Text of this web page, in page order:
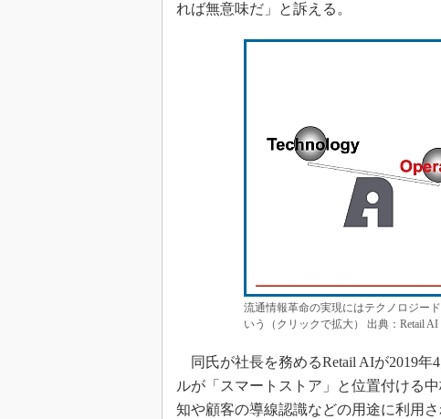
れば無意味だ」と訴える。
流通情報革命の実現にはテクノロジー
いう（クリックで拡大） 出典：Retail AI
同氏が社長を務めるRetail AIが2019年
ルが「スマートストア」と位置付ける
知や顧客の導線認識などの用途に利用